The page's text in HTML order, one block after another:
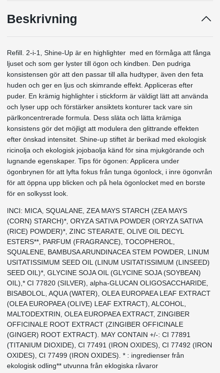
Beskrivning
Refill. 2-i-1, Shine-Up är en highlighter med en förmåga att fånga
ljuset och som ger lyster till ögon och kindben. Den pudriga
konsistensen gör att den passar till alla hudtyper, även den feta
huden och ger en ljus och skimrande effekt. Appliceras efter
puder. En krämig highlighter i stickform är väldigt lätt att använda
och lyser upp och förstärker ansiktets konturer tack vare sin
pärlkoncentrerade formula. Dess släta och lätta krämiga
konsistens gör det möjligt att modulera den glittrande effekten
efter önskad intensitet. Shine-up stiftet är berikad med ekologisk
ricinolja och ekologisk jojobaolja känd för sina mjukgörande och
lugnande egenskaper. Tips för ögonen: Applicera under
ögonbrynen för att lyfta fokus från tunga ögonlock, i inre ögonvrån
för att öppna upp blicken och på hela ögonlocket med en borste
för en solkysst look.
INCI: MICA, SQUALANE, ZEA MAYS STARCH (ZEA MAYS
(CORN) STARCH)*, ORYZA SATIVA POWDER (ORYZA SATIVA
(RICE) POWDER)*, ZINC STEARATE, OLIVE OIL DECYL
ESTERS**, PARFUM (FRAGRANCE), TOCOPHEROL,
SQUALENE, BAMBUSA ARUNDINACEA STEM POWDER, LINUM
USITATISSIMUM SEED OIL (LINUM USITATISSIMUM (LINSEED)
SEED OIL)*, GLYCINE SOJA OIL (GLYCINE SOJA (SOYBEAN)
OIL),* CI 77820 (SILVER), alpha-GLUCAN OLIGOSACCHARIDE,
BISABOLOL, AQUA (WATER), OLEA EUROPAEA LEAF EXTRACT
(OLEA EUROPAEA (OLIVE) LEAF EXTRACT), ALCOHOL,
MALTODEXTRIN, OLEA EUROPAEA EXTRACT, ZINGIBER
OFFICINALE ROOT EXTRACT (ZINGIBER OFFICINALE
(GINGER) ROOT EXTRACT). MAY CONTAIN +/-: CI 77891
(TITANIUM DIOXIDE), CI 77491 (IRON OXIDES), CI 77492 (IRON
OXIDES), CI 77499 (IRON OXIDES). * : ingredienser från
ekologisk odling** utvunna från eklogiska råvaror